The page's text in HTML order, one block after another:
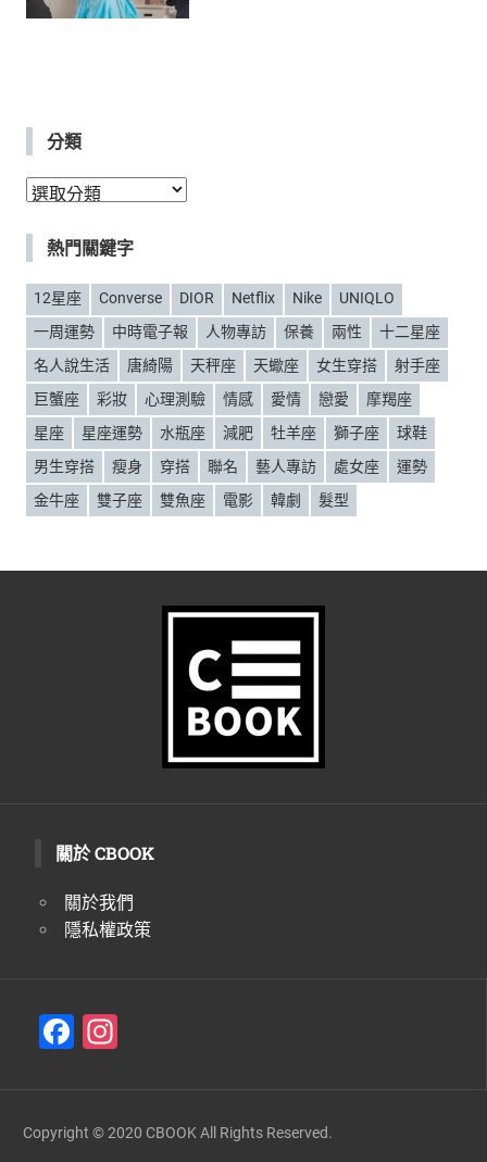
分類
分
熱門關鍵字
12星座 Converse DIOR Netflix Nike
UNIQLO
一周運勢
中時電子報 人物專訪 保養 兩性
十二星座
名人說生活
唐綺陽 天秤座 天蠍座 女生穿搭
射手座
巨蟹座
彩妝 心理測驗 情感 愛情 戀愛
摩羯座
星座
星座運勢 水瓶座 減肥 牡羊座 獅子座
球鞋
男生穿搭
瘦身 穿搭 聯名 藝人專訪 處女座
運勢
金牛座
雙子座 雙魚座 電影 韓劇 髮型
關於 CBOOK
關於我們
隱私權政策
F
e
gr
Copyright © 2020 CBOOK All Rights Reserved.